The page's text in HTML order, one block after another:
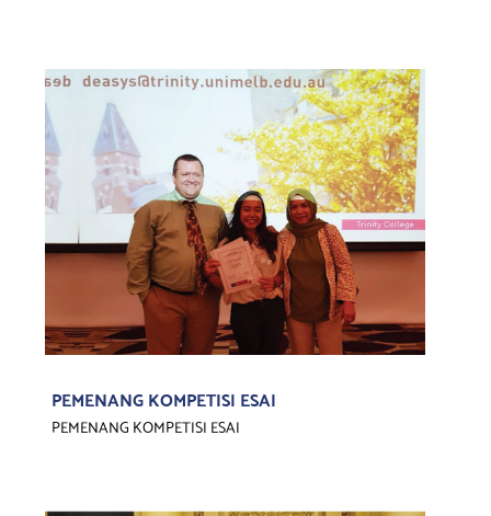
PEMENANG KOMPETISI ESAI
PEMENANG KOMPETISI ESAI